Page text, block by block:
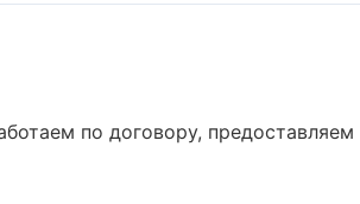
по договору,